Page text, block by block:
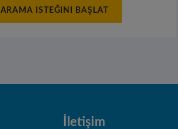
ARAMA ISTEĞINI BAŞLAT
İletişim